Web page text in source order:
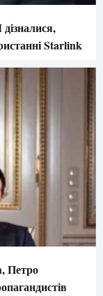
Starlink
Петро